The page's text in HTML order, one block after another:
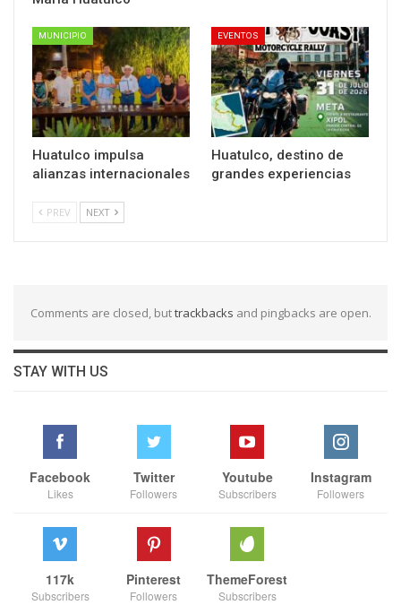
MUNICIPIO
Huatulco impulsa
alianzas internacionales
EVENTOS
Huatulco, destino de
grandes experiencias
PREV NEXT
Comments are closed, buttrackbacks and pingbacks are open.
STAY WITH US
Facebook
Likes
Twitter
Followers
Youtube
Subscribers
Instagram
Followers
117k
Subscribers
Pinterest
Followers
ThemeForest
Subscribers